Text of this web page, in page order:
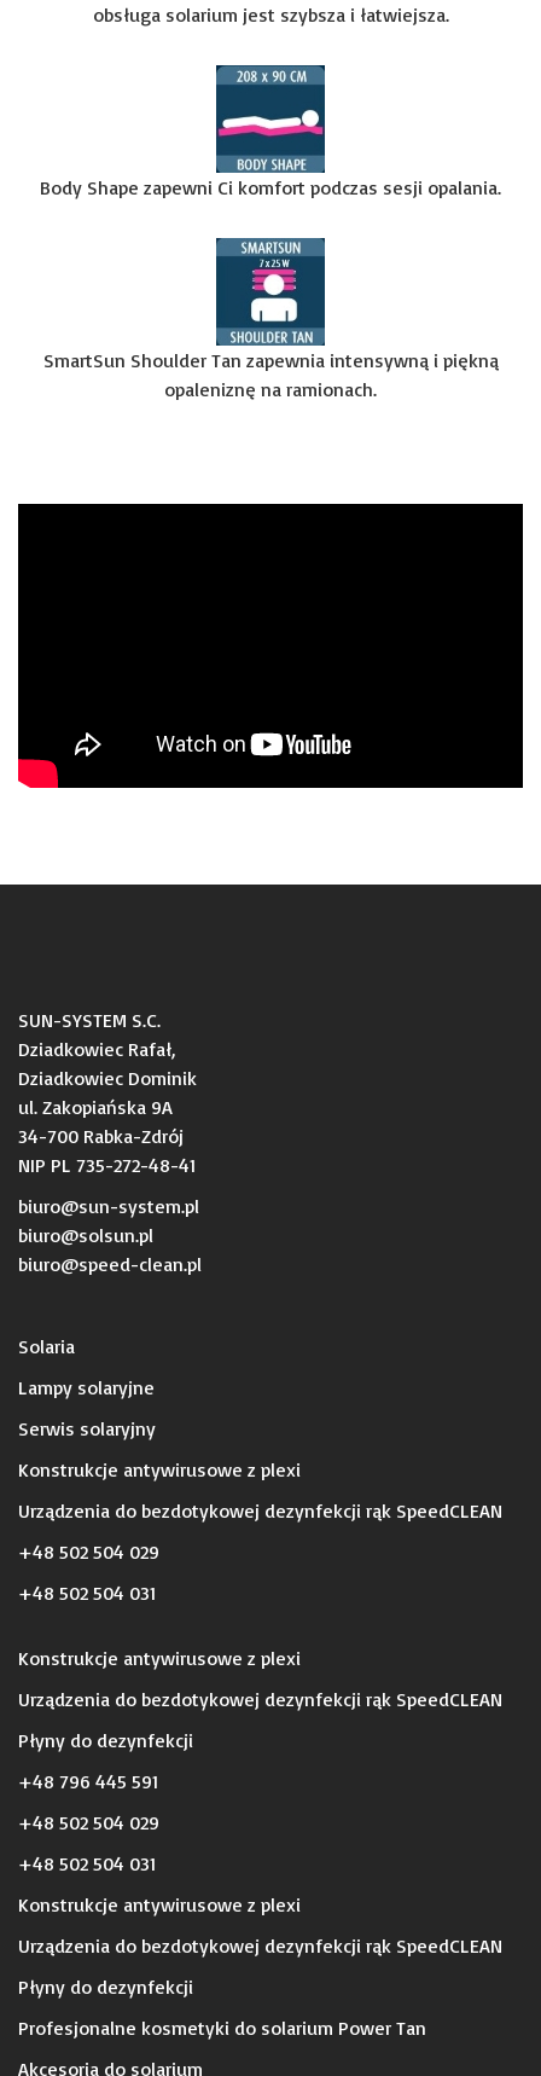
obsługa solarium jest szybsza i łatwiejsza.
Body Shape zapewni Ci komfort podczas sesji opalania.
SmartSun Shoulder Tan zapewnia intensywną i piękną
opaleniznę na ramionach.
SUN-SYSTEM S.C.
Dziadkowiec Rafał,
Dziadkowiec Dominik
ul. Zakopiańska 9A
34-700 Rabka-Zdrój
NIP PL 735-272-48-41
biuro@sun-system.pl
biuro@solsun.pl
biuro@speed-clean.pl
Solaria
Lampy solaryjne
Serwis solaryjny
Konstrukcje antywirusowe z plexi
Urządzenia do bezdotykowej dezynfekcji rąk SpeedCLEAN
+48 502 504 029
+48 502 504 031
Konstrukcje antywirusowe z plexi
Urządzenia do bezdotykowej dezynfekcji rąk SpeedCLEAN
Płyny do dezynfekcji
+48 796 445 591
+48 502 504 029
+48 502 504 031
Konstrukcje antywirusowe z plexi
Urządzenia do bezdotykowej dezynfekcji rąk SpeedCLEAN
Płyny do dezynfekcji
Profesjonalne kosmetyki do solarium Power Tan
Akcesoria do solarium